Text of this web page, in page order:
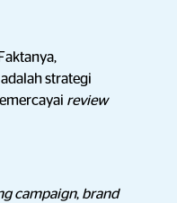
strategi
review
campaign, brand